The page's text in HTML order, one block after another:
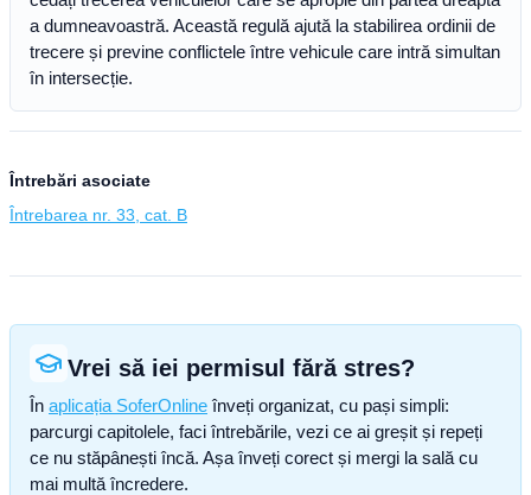
a dumneavoastră. Această regulă ajută la stabilirea ordinii de
trecere și previne conflictele între vehicule care intră simultan
în intersecție.
Întrebări asociate
Întrebarea nr. 33, cat. B
Vrei să iei permisul fără stres?
În aplicația SoferOnline înveți organizat, cu pași simpli:
parcurgi capitolele, faci întrebările, vezi ce ai greșit și repeți
ce nu stăpânești încă. Așa înveți corect și mergi la sală cu
mai multă încredere.